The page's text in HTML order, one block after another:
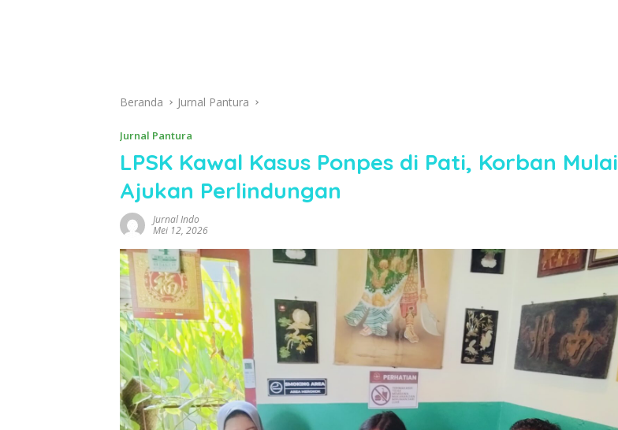
Beranda Jurnal Pantura
Jurnal Pantura
LPSK Kawal Kasus Ponpes di Pati, Korban Mulai
Ajukan Perlindungan
Jurnal Indo
Mei 12, 2026